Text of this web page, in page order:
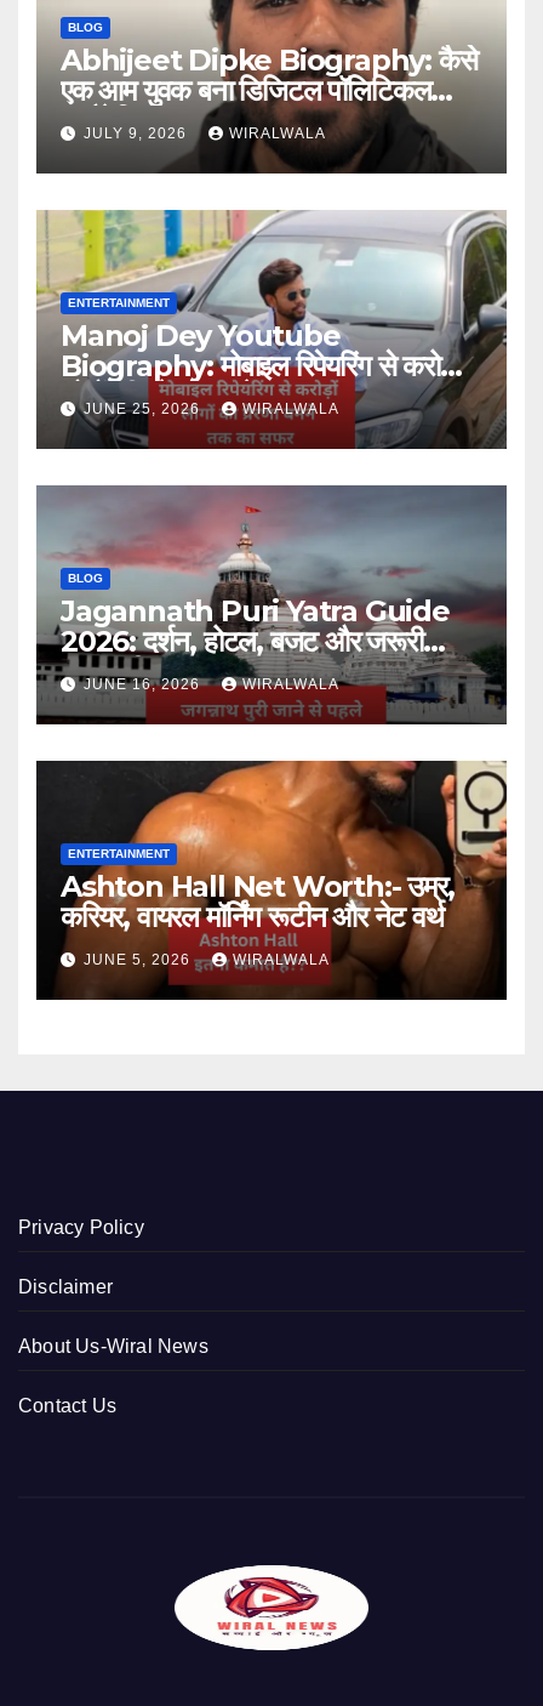
BLOG
Abhijeet Dipke Biography: कैसे
एक आम युवक बना डिजिटल पॉलिटिकल
स्ट्रैटेजिस्ट
JULY 9, 2026 WIRALWALA
ENTERTAINMENT
Manoj Dey Youtube
Biography: मोबाइल रिपेयरिंग से करोड़ों
लोगों की प्रेरणा बनने तक का सफर
JUNE 25, 2026 WIRALWALA
BLOG
Jagannath Puri Yatra Guide
2026: दर्शन, होटल, बजट और जरूरी
जानकारी
JUNE 16, 2026 WIRALWALA
ENTERTAINMENT
Ashton Hall Net Worth:- उम्र,
करियर, वायरल मॉर्निंग रूटीन और नेट वर्थ
JUNE 5, 2026 WIRALWALA
Privacy Policy
Disclaimer
About Us-Wiral News
Contact Us